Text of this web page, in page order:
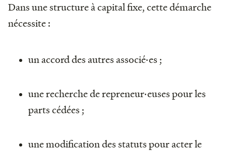
Dans une structure à capital fixe, cette démarche
nécessite :
un accord des autres associé·es ;
une recherche de repreneur·euses pour les
parts cédées ;
une modification des statuts pour acter le